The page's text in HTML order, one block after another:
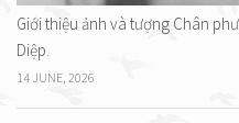
Giới thiệu ảnh và tượng Chân
Diệp.
14 JUNE, 2026